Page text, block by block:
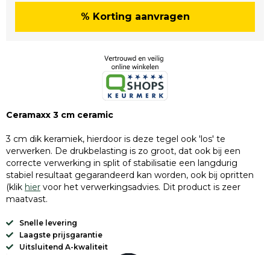
% Korting aanvragen
Ceramaxx 3 cm ceramic
3 cm dik keramiek, hierdoor is deze tegel ook 'los' te
verwerken. De drukbelasting is zo groot, dat ook bij een
correcte verwerking in split of stabilisatie een langdurig
stabiel resultaat gegarandeerd kan worden, ook bij opritten
(klik hier voor het verwerkingsadvies. Dit product is zeer
maatvast.
Snelle levering
Laagste prijsgarantie
Uitsluitend A-kwaliteit